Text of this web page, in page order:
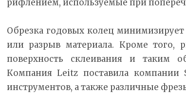
рифлением, используемые при
Обрезка годовых колец
или разрыв материала. Кроме того,
поверхность склеивания и таким
Компания Leitz поставила
инструментов, а также различные